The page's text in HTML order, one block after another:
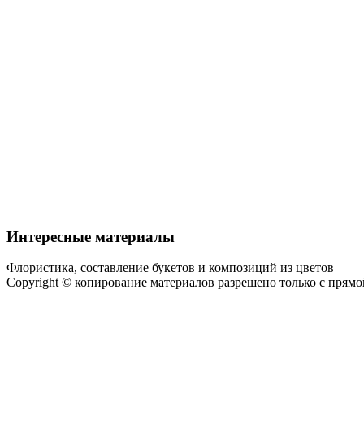
Интересные материалы
Флористика, составление букетов и композиций из цветов
Copyright © копирование материалов разрешено только с